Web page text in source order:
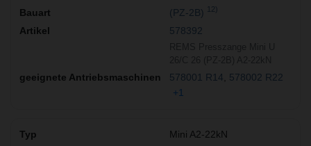
(PZ-2B)
12)
578392
578001 R14
578002 R22
+1
Mini A2-22kN